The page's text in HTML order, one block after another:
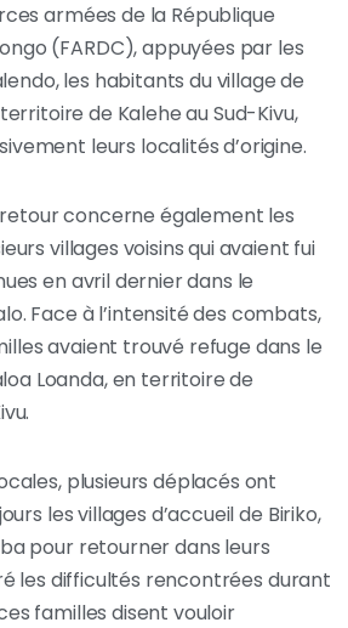
armées de la République
(FARDC), appuyées par les
les habitants du village de
de Kalehe au Sud-Kivu,
leurs localités d’origine.
concerne également les
villages voisins qui avaient fui
en avril dernier dans le
Face à l’intensité des combats,
avaient trouvé refuge dans le
Loanda, en territoire de
plusieurs déplacés ont
les villages d’accueil de Biriko,
pour retourner dans leurs
les difficultés rencontrées durant
familles disent vouloir